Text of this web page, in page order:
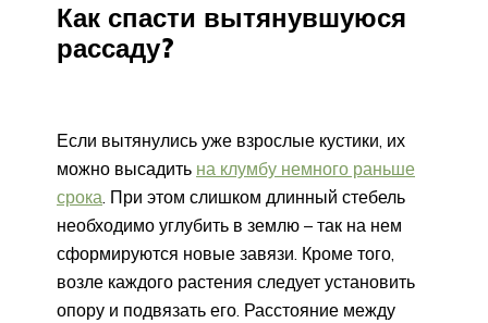
Как спасти вытянувшуюся
рассаду?
Если вытянулись уже взрослые кустики, их
можно высадить на клумбу немного раньше
срока. При этом слишком длинный стебель
необходимо углубить в землю – так на нем
сформируются новые завязи. Кроме того,
возле каждого растения следует установить
опору и подвязать его. Расстояние между